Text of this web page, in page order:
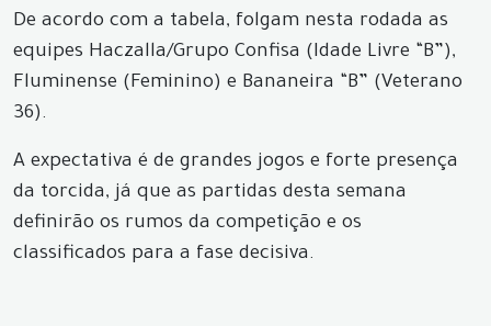
De acordo com a tabela, folgam nesta rodada as
equipes Haczalla/Grupo Confisa (Idade Livre “B”),
Fluminense (Feminino) e Bananeira “B” (Veterano
36).
A expectativa é de grandes jogos e forte presença
da torcida, já que as partidas desta semana
definirão os rumos da competição e os
classificados para a fase decisiva.